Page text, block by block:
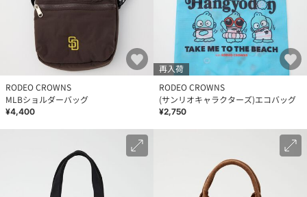
RODEO CROWNS
MLBショルダーバッグ
¥4,400
再入荷
RODEO CROWNS
(サンリオキャラクターズ)エコバッグ
¥2,750